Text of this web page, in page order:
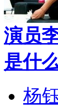
演员
是什
杨